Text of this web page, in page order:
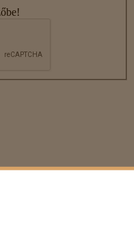
RIVE di